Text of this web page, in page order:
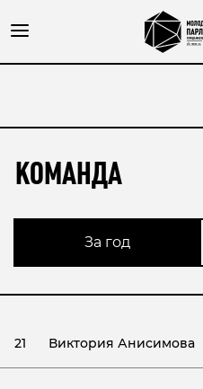
КОМАНДА
За год
21 Виктория Анисимова